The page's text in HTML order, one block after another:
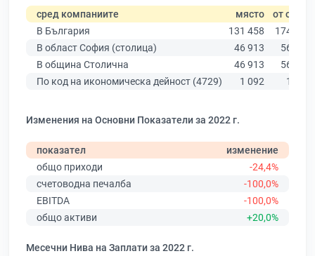
сред компаниите място
от общо
В България
131 458
174 403
В област София (столица)
46 913
56 378
В община Столична
46 913
56 378
По код на икономическа дейност (4729)
1 092 1 823
Изменения на Основни Показатели за 2022 г.
показател
изменение
общо приходи
-24,4%
счетоводна печалба
-100,0%
EBITDA
-100,0%
общо активи
+20,0%
Месечни Нива на Заплати за 2022 г.